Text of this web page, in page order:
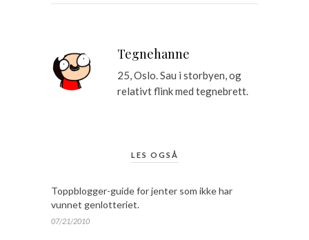
Tegnehanne
25, Oslo. Sau i storbyen, og
relativt flink med tegnebrett.
LES OGSÅ
Toppblogger-guide for jenter som ikke har
vunnet genlotteriet.
07/21/2010